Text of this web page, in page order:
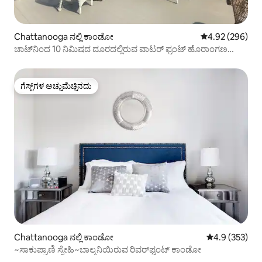
Chattanooga ನಲ್ಲಿ ಕಾಂಡೋ 5 ರಲ್ಲಿ 4.92
4.92 (296)
ಚಾಟ್‌ನಿಂದ 10 ನಿಮಿಷದ ದೂರದಲ್ಲಿರುವ ವಾಟರ್ ಫ್ರಂಟ್ ಹೊರಾಂಗಣ
ಗೆಸ್ಟ್‌ಗಳ ಅಚ್ಚುಮೆಚ್ಚಿನದು
ಗೆಸ್ಟ್‌ಗಳ ಅಚ್ಚುಮೆಚ್ಚಿನದು
Chattanooga ನಲ್ಲಿ ಕಾಂಡೋ 5 ರಲ್ಲಿ 4.9
4.9 (353)
~ಸಾಕುಪ್ರಾಣಿ ಸ್ನೇಹಿ~ಬಾಲ್ಕನಿಯಿರುವ ರಿವರ್‌ಫ್ರಂಟ್ ಕಾಂಡೋ